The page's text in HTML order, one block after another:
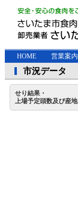
HOME 営業案内
市況データ
せり結果・
上場予定頭数及び産地